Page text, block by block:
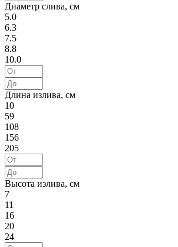
Диаметр слива, см
5.0
6.3
7.5
8.8
10.0
Длина излива, см
10
59
108
156
205
Высота излива, см
7
11
16
20
24